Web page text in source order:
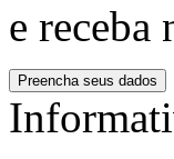
e receba